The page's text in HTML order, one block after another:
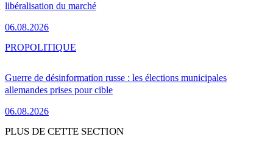
libéralisation du marché
06.08.2026
Guerre de désinformation russe : les élections municipales
allemandes prises pour cible
06.08.2026
PROPOLITIQUE
PLUS DE CETTE SECTION